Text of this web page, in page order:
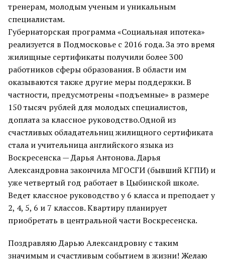
тренерам, молодым ученым и уникальным
специалистам.
Губернаторская программа «Социальная ипотека»
реализуется в Подмосковье с 2016 года. За это время
жилищные сертификаты получили более 300
работников сферы образования. В области им
оказываются также другие меры поддержки. В
частности, предусмотрены «подъемные» в размере
150 тысяч рублей для молодых специалистов,
доплата за классное руководство.Одной из
счастливых обладательниц жилищного сертификата
стала и учительница английского языка из
Воскресенска — Дарья Антонова. Дарья
Александровна закончила МГОСГИ (бывший КГПИ) и
уже четвертый год работает в Цыбинской школе.
Ведет классное руководство у 6 класса и преподает у
2, 4, 5, 6 и 7 классов. Квартиру планирует
приобретать в центральной части Воскресенска.
Поздравляю Дарью Александровну с таким
значимым и счастливым событием в жизни! Желаю